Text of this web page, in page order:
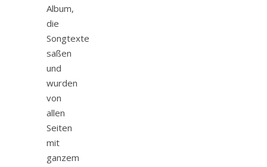
Album,
die
Songtexte
saßen
und
wurden
von
allen
Seiten
mit
ganzem